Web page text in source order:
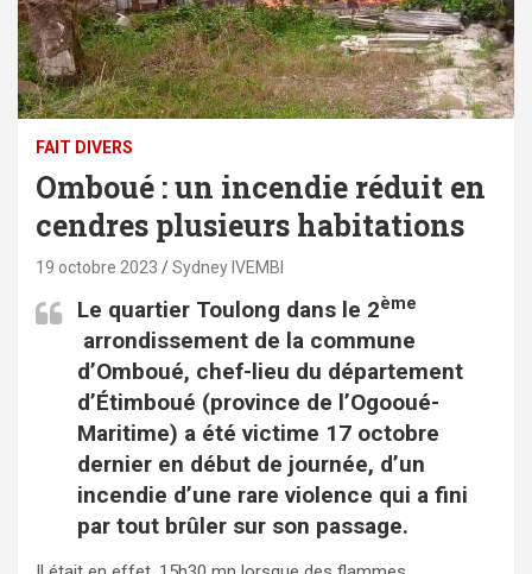
FAIT DIVERS
Omboué : un incendie réduit en
cendres plusieurs habitations
19 octobre 2023 Sydney IVEMBI
Le quartier Toulong dans le 2ème
arrondissement de la commune
d’Omboué, chef-lieu du département
d’Étimboué (province de l’Ogooué-
Maritime) a été victime 17 octobre
dernier en début de journée, d’un
incendie d’une rare violence qui a fini
par tout brûler sur son passage.